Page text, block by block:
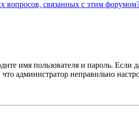
вопросов, связанных с этим
имя пользователя и пароль. Если
администратор неправильно